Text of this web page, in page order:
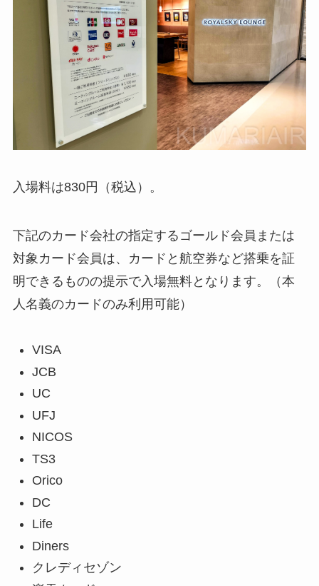
入場料は830円（税込）。
下記のカード会社の指定するゴールド会員または
対象カード会員は、カードと航空券など搭乗を証
明できるものの提示で入場無料となります。（本
人名義のカードのみ利用可能）
VISA
JCB
UC
UFJ
NICOS
TS3
Orico
DC
Life
Diners
クレディセゾン